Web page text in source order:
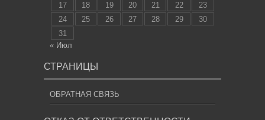
17
18 19 20 21 22
23
24
25 26 27 28 29
30
31
« Июл
СТРАНИЦЫ
ОБРАТНАЯ СВЯЗЬ